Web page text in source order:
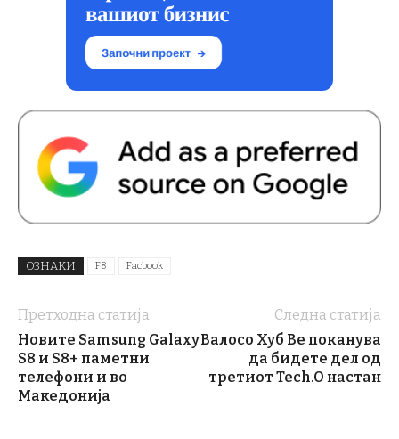
ОЗНАКИ F8 Facbook
Претходна статија
Новите Samsung Galaxy
S8 и S8+ паметни
телефони и во
Македонија
Следна статија
Валосо Хуб Ве поканува
да бидете дел од
третиот Tech.O настан